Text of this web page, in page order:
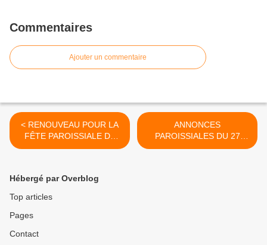
Commentaires
Ajouter un commentaire
< RENOUVEAU POUR LA
FÊTE PAROISSIALE DE
SAINTE-MARIE EN
ARTIGUES
ANNONCES
PAROISSIALES DU 27
AVRIL AU 5 MAI 2024 -
Hébergé par Overblog
Top articles
Pages
Contact